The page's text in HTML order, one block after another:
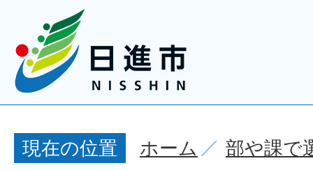
現在の位置 ホーム 部や課で